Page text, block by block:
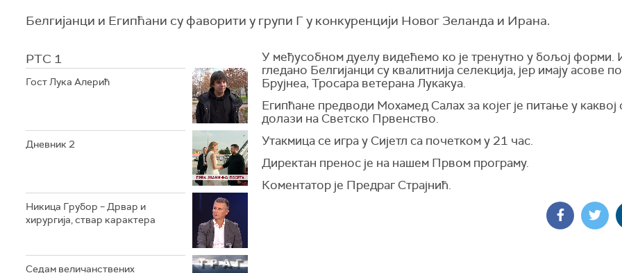
Белгијанци и Египћани су фаворити у групи Г у конкуренцији Новог Зеланда и Ирана.
РТС 1
Гост Лука Алерић
Дневник 2
Никица Грубор – Дрвар и
хирургија, ствар карактера
Седам величанствених
У међусобном дуелу видећемо ко је тренутно у бољој форми.
гледано Белгијанци су квалитнија селекција, јер имају асове
Брујнеа, Тросара ветерана Лукакуа.
Египћане предводи Мохамед Салах за којег је питање у
долази на Светско Првенство.
Утакмица се игра у Сијетл са почетком у 21 час.
Директан пренос је на нашем Првом програму.
Коментатор је Предраг Страјнић.